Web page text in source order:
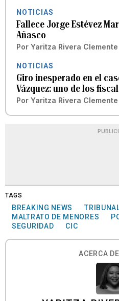
NOTICIAS
Fallece Jorge Estévez
Añasco
Por Yaritza Rivera Clemente
NOTICIAS
Giro inesperado en el
Vázquez: uno de los
Por Yaritza Rivera Clemente
TAGS
BREAKING NEWS
MALTRATO DE MENORES
SEGURIDAD
CIC
ACERCA